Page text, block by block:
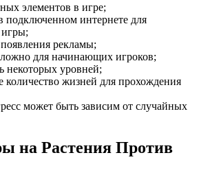
элементов в игре;
подключенном интернете для
рекламы;
для начинающих игроков;
некоторых уровней;
количество жизней для прохождения
может быть зависим от случайных
на Растения Против